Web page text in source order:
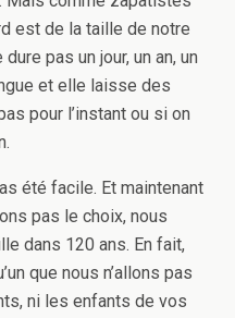
est de la taille de notre
pas un jour, un an, un
et elle laisse des
pour l’instant ou si on
été facile. Et maintenant
pas le choix, nous
dans 120 ans. En fait,
que nous n’allons pas
ni les enfants de vos